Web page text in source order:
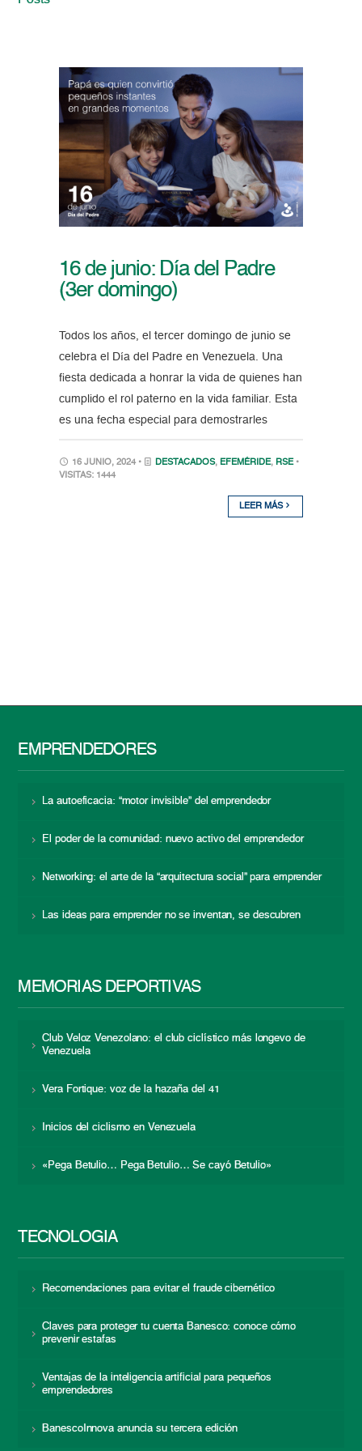
16 de junio: Día del Padre
(3er domingo)
Todos los años, el tercer domingo de junio se
celebra el Día del Padre en Venezuela. Una
fiesta dedicada a honrar la vida de quienes han
cumplido el rol paterno en la vida familiar. Esta
es una fecha especial para demostrarles
16 JUNIO, 2024 • DESTACADOS, EFEMÉRIDE, RSE •
VISITAS: 1444
LEER MÁS
EMPRENDEDORES
La autoeficacia: “motor invisible” del emprendedor
El poder de la comunidad: nuevo activo del emprendedor
Networking: el arte de la “arquitectura social” para emprender
Las ideas para emprender no se inventan, se descubren
MEMORIAS DEPORTIVAS
Club Veloz Venezolano: el club ciclístico más longevo de
Venezuela
Vera Fortique: voz de la hazaña del 41
Inicios del ciclismo en Venezuela
«Pega Betulio… Pega Betulio… Se cayó Betulio»
TECNOLOGÍA
Recomendaciones para evitar el fraude cibernético
Claves para proteger tu cuenta Banesco: conoce cómo
prevenir estafas
Ventajas de la inteligencia artificial para pequeños
emprendedores
BanescoInnova anuncia su tercera edición